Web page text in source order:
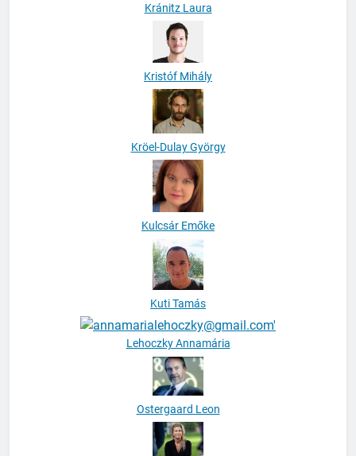
Kránitz Laura
Kristóf Mihály
Kröel-Dulay György
Kulcsár Emőke
Kuti Tamás
Lehoczky Annamária
Ostergaard Leon